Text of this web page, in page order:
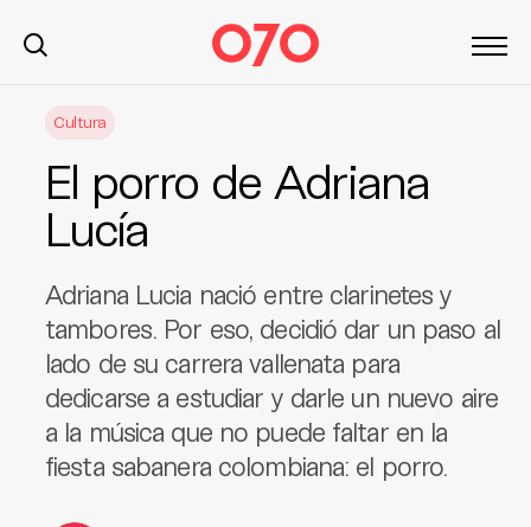
Cultura
El porro de Adriana
Lucía
Adriana Lucia nació entre clarinetes y
tambores. Por eso, decidió dar un paso al
lado de su carrera vallenata para
dedicarse a estudiar y darle un nuevo aire
a la música que no puede faltar en la
fiesta sabanera colombiana: el porro.